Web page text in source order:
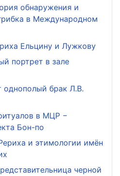
обнаружения и
в Международном
Ельцину и Лужкову
портрет в зале
однополый брак Л.В.
в МЦР −
Бон-по
и этимологии имён
черной